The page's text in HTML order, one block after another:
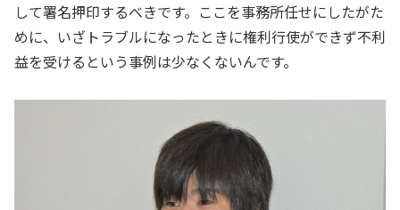
して署名押印するべきです。ここを事務所任せにしたがた
めに、いざトラブルになったときに権利行使ができず不利
益を受けるという事例は少なくないんです。